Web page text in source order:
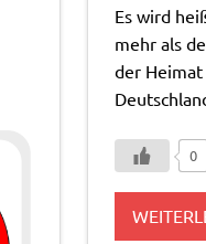
Es wird
mehr als
der Heimat
0